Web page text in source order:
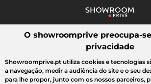
Pesquisar uma marca, um artigo,
Todas as vendas Moda Desporto
O showroomprive preocupa-
privacidade
Showroomprive.pt utiliza cookies e tecnologias
a navegação, medir a audiência do site e o seu
para lhe propor, junto com os nossos parceiros,